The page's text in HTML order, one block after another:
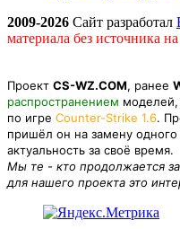
2009-2026 Сайт разработал
материала без источника
Проект CS-WZ.COM, ранее
распространением моделей,
по игре Counter-Strike 1.6.
пришёл он на замену одного
актуальность за своё время.
Мы те - кто продолжается
для нашего проекта это